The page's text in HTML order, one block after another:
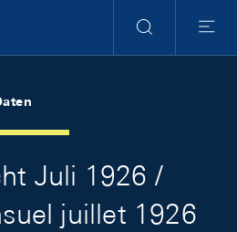
Suche
Menu
Juli 1926 /
juillet 1926